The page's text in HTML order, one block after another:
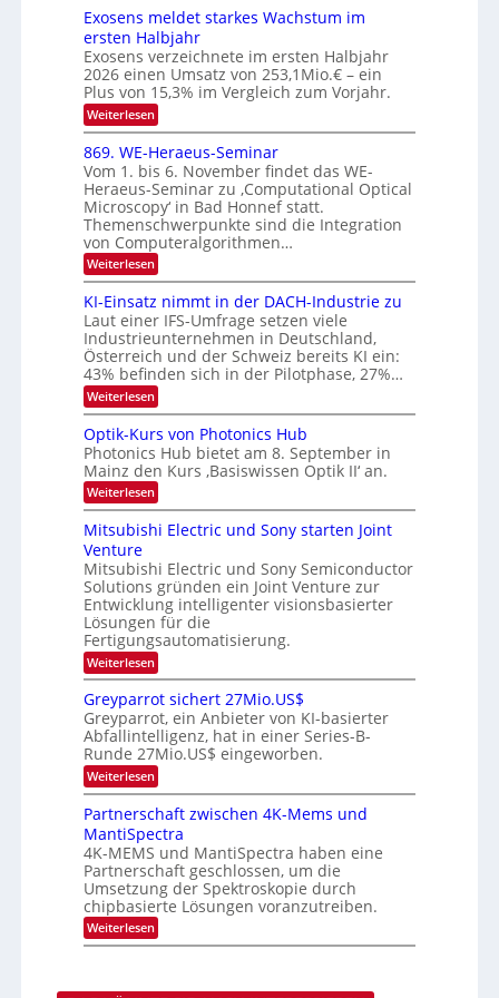
a
l
k
s
V
I
S
I
O
N
2
0
2
6
e
k
t
r
o
n
k
-
u
n
d
B
i
l
d
v
e
r
a
r
b
e
i
n
g
s
-
T
r
e
n
d
s
n
n
d
i
e
K
I
m
i
t
d
e
n
k
t
Exosens meldet starkes Wachstum im
ersten Halbjahr
Exosens verzeichnete im ersten Halbjahr
2026 einen Umsatz von 253,1Mio.€ – ein
Plus von 15,3% im Vergleich zum Vorjahr.
Weiterlesen:
E
x
o
s
e
n
s
m
e
l
d
e
t
s
t
a
r
k
e
W
a
c
h
s
u
i
m
e
r
s
t
e
n
H
a
l
b
j
a
h
r
869. WE-Heraeus-Seminar
Vom 1. bis 6. November findet das WE-
Heraeus-Seminar zu ‚Computational Optical
Microscopy‘ in Bad Honnef statt.
Themenschwerpunkte sind die Integration
von Computeralgorithmen…
Weiterlesen:
8
9
.
W
E
-
H
e
r
a
e
u
s
-
S
e
n
a
r
KI-Einsatz nimmt in der DACH-Industrie zu
Laut einer IFS-Umfrage setzen viele
Industrieunternehmen in Deutschland,
Österreich und der Schweiz bereits KI ein:
43% befinden sich in der Pilotphase, 27%…
Weiterlesen:
K
-
E
i
n
s
t
n
m
m
t
i
n
d
e
r
D
A
C
H
-
I
n
d
u
s
t
r
i
e
z
Optik-Kurs von Photonics Hub
Photonics Hub bietet am 8. September in
Mainz den Kurs ‚Basiswissen Optik II‘ an.
Weiterlesen:
O
p
t
k
-
K
u
r
s
v
o
n
P
h
o
t
o
n
c
s
H
u
b
Mitsubishi Electric und Sony starten Joint
Venture
Mitsubishi Electric und Sony Semiconductor
Solutions gründen ein Joint Venture zur
Entwicklung intelligenter visionsbasierter
Lösungen für die
Fertigungsautomatisierung.
Weiterlesen:
M
t
s
u
b
i
s
h
i
E
e
c
t
r
i
c
d
Greyparrot sichert 27Mio.US$
Greyparrot, ein Anbieter von KI-basierter
Abfallintelligenz, hat in einer Series-B-
Runde 27Mio.US$ eingeworben.
Weiterlesen:
G
r
e
y
p
a
r
r
o
t
s
h
Partnerschaft zwischen 4K-Mems und
MantiSpectra
4K-MEMS und MantiSpectra haben eine
Partnerschaft geschlossen, um die
Umsetzung der Spektroskopie durch
chipbasierte Lösungen voranzutreiben.
Weiterlesen:
P
t